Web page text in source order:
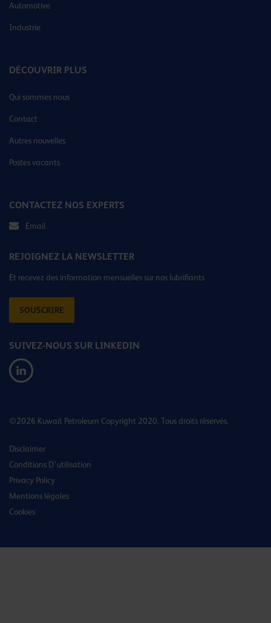
Automotive
Industrie
DÉCOUVRIR PLUS
Qui sommes nous
Contact
Autres nouvelles
Postes vacants
CONTACTEZ NOS EXPERTS
Email
REJOIGNEZ LA NEWSLETTER
Et recevez des information mensuelles sur nos lubrifiants
SOUSCRIRE
SUIVEZ-NOUS SUR LINKEDIN
©2026 Kuwait Petroleum Copyright 2020. Tous droits réservés.
Disclaimer
Conditions D’utilisation
Privacy Policy
Mentions légales
Cookies